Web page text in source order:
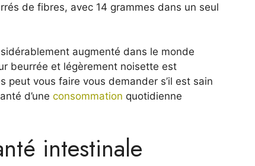
de fibres, avec 14 grammes dans un seul
augmenté dans le monde
beurrée et légèrement noisette est
vous faire vous demander s’il est sain
d’une consommation quotidienne
intestinale